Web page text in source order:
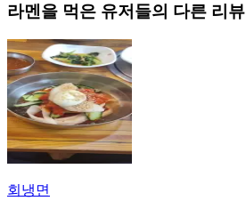
라멘 을 먹은 유저들의 다른 리뷰
회냉면